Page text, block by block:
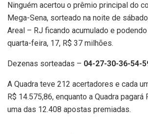
Ninguém acertou o prêmio principal do
Mega-Sena, sorteado na noite de
Areal – RJ ficando acumulado e
quarta-feira, 17, R$ 37 milhões.
Dezenas sorteadas – 04-27-30-36-54-
A Quadra teve 212 acertadores e cada
R$ 14.575,86, enquanto a Quadra pagará
uma das 12.408 apostas premiadas.